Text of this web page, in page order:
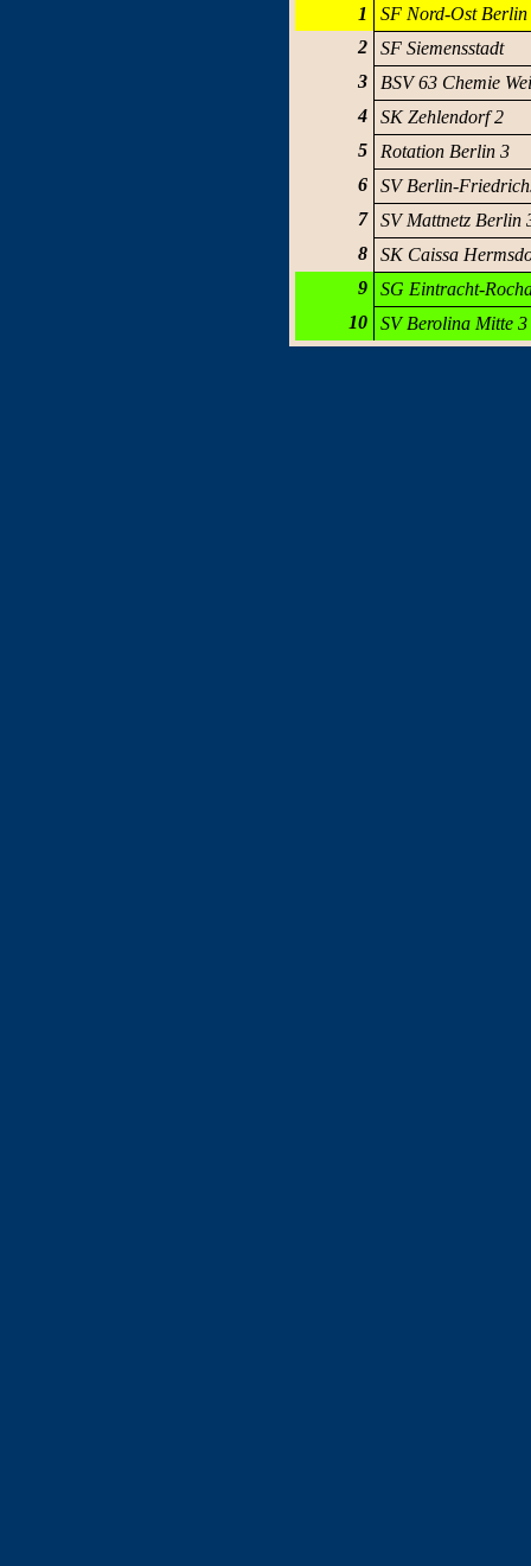
1
SF Nord-Ost Berlin
2
SF Siemensstadt
3
BSV 63 Chemie
4
SK Zehlendorf 2
5
Rotation Berlin 3
6
SV Berlin-
7
SV Mattnetz Berlin
8
SK Caissa
9
SG Eintracht-
10
SV Berolina Mitte 3